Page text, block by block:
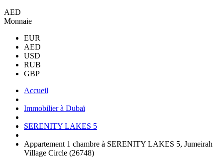
AED
Monnaie
EUR
AED
USD
RUB
GBP
Accueil
Immobilier à Dubaï
SERENITY LAKES 5
Appartement 1 chambre à SERENITY LAKES 5, Jumeirah
Village Circle (26748)